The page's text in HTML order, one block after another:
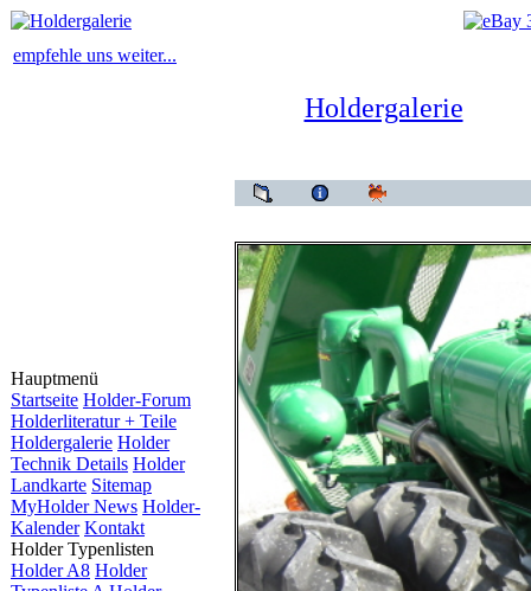
empfehle uns weiter...
Hauptmenü
Startseite Holder-Forum
Holderliteratur + Teile
Holdergalerie Holder
Technik Details Holder
Landkarte Sitemap
MyHolder News Holder-
Kalender Kontakt
Holder Typenlisten
Holder A8 Holder
Holdergalerie